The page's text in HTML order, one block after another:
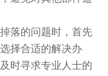
落的问题时，首先
择合适的解决办
时寻求专业人士的